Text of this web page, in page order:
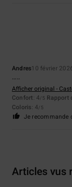
Andres10 février
.....
Afficher original -
Confort: 4/5 Rapport
Coloris: 4/5
Je recommande
Articles vus